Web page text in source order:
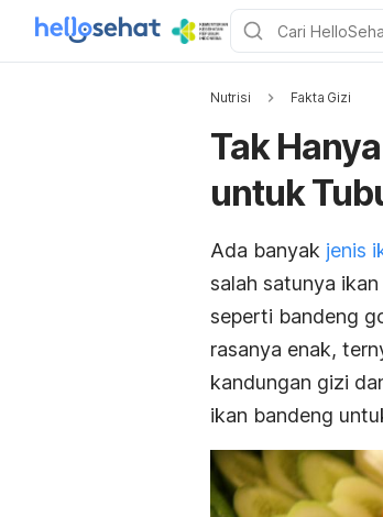
Nutrisi Fakta Gizi
Tak
untuk
Ada banyak jenis
salah satunya
seperti bandeng
rasanya enak,
kandungan gizi
ikan bandeng